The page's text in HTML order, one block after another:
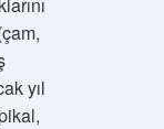
yıl